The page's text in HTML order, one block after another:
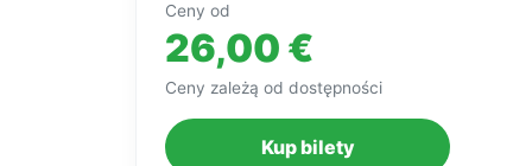
Ceny od
26,00 €
Ceny zależą od dostępności
Kup bilety